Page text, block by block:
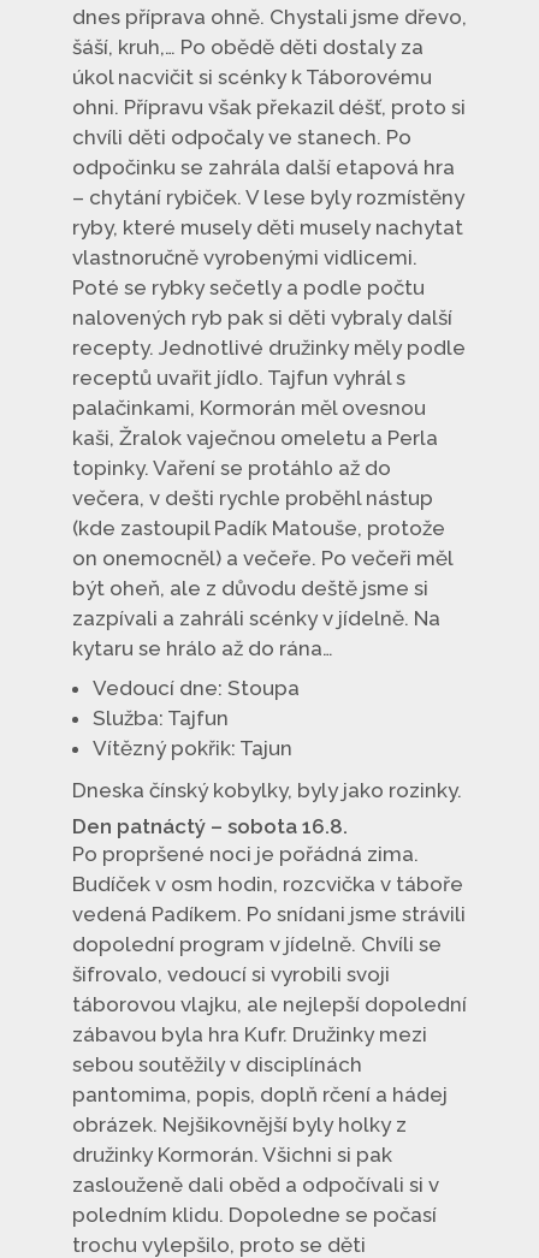
dnes příprava ohně. Chystali jsme dřevo,
šáší, kruh,… Po obědě děti dostaly za
úkol nacvičit si scénky k Táborovému
ohni. Přípravu však překazil déšť, proto si
chvíli děti odpočaly ve stanech. Po
odpočinku se zahrála další etapová hra
– chytání rybiček. V lese byly rozmístěny
ryby, které musely děti musely nachytat
vlastnoručně vyrobenými vidlicemi.
Poté se rybky sečetly a podle počtu
nalovených ryb pak si děti vybraly další
recepty. Jednotlivé družinky měly podle
receptů uvařit jídlo. Tajfun vyhrál s
palačinkami, Kormorán měl ovesnou
kaši, Žralok vaječnou omeletu a Perla
topinky. Vaření se protáhlo až do
večera, v dešti rychle proběhl nástup
(kde zastoupil Padík Matouše, protože
on onemocněl) a večeře. Po večeři měl
být oheň, ale z důvodu deště jsme si
zazpívali a zahráli scénky v jídelně. Na
kytaru se hrálo až do rána…
Vedoucí dne: Stoupa
Služba: Tajfun
Vítězný pokřik: Tajun
Dneska čínský kobylky, byly jako rozinky.
Den patnáctý – sobota 16.8.
Po propršené noci je pořádná zima.
Budíček v osm hodin, rozcvička v táboře
vedená Padíkem. Po snídani jsme strávili
dopolední program v jídelně. Chvíli se
šifrovalo, vedoucí si vyrobili svoji
táborovou vlajku, ale nejlepší dopolední
zábavou byla hra Kufr. Družinky mezi
sebou soutěžily v disciplínách
pantomima, popis, doplň rčení a hádej
obrázek. Nejšikovnější byly holky z
družinky Kormorán. Všichni si pak
zaslouženě dali oběd a odpočívali si v
poledním klidu. Dopoledne se počasí
trochu vylepšilo, proto se děti